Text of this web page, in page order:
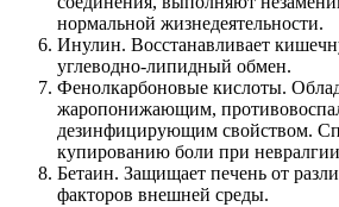
нормальной жизнедеятельности.
Инулин. Восстанавливает
углеводно-липидный обмен.
Фенолкарбоновые кислоты.
жаропонижающим,
дезинфицирующим свойством.
купированию боли при
Бетаин. Защищает печень от
факторов внешней среды.